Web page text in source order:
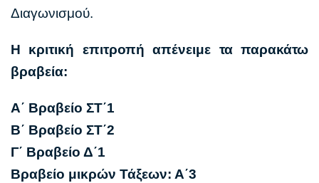
Διαγωνισμού.
Η κριτική επιτροπή απένειμε τα παρακάτω
βραβεία:
Α΄ Βραβείο ΣΤ΄1
Β΄ Βραβείο ΣΤ΄2
Γ΄ Βραβείο Δ΄1
Βραβείο μικρών Τάξεων: Α΄3